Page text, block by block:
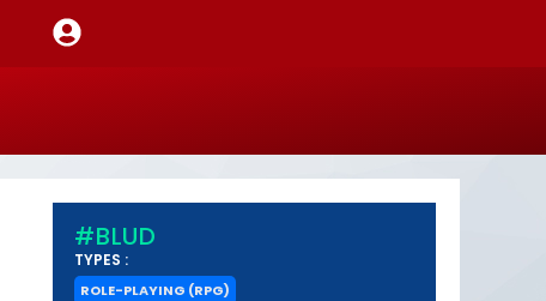
#BLUD
TYPES :
ROLE-PLAYING (RPG)